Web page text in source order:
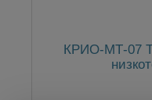
КРИО-МТ-07